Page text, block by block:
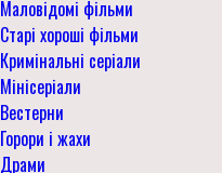
Маловідомі фільми
Старі хороші фільми
Кримінальні серіали
Мінісеріали
Вестерни
Горори і жахи
Драми